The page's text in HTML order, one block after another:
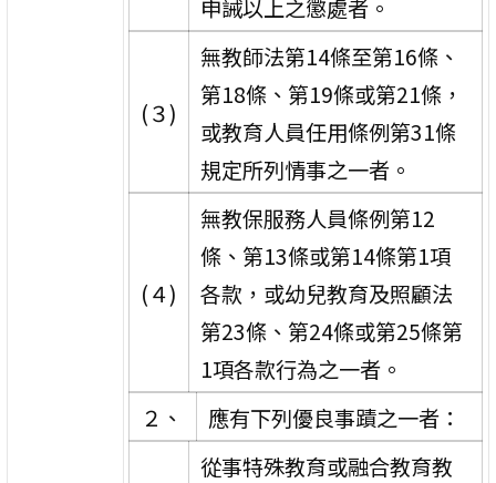
申誡以上之懲處者。
(３)
無教師法第14條至第16條、
第18條、第19條或第21條，
或教育人員任用條例第31條
規定所列情事之一者。
(４)
無教保服務人員條例第12
條、第13條或第14條第1項
各款，或幼兒教育及照顧法
第23條、第24條或第25條第
1項各款行為之一者。
２、
應有下列優良事蹟之一者：
從事特殊教育或融合教育教